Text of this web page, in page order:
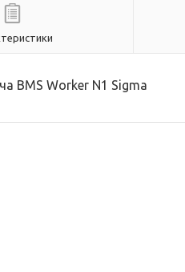
BMS Worker N1 Sigma